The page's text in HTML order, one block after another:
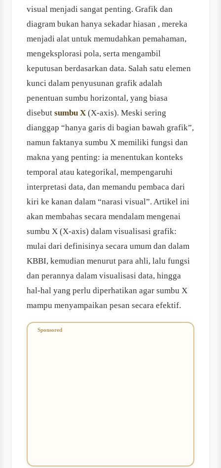
visual menjadi sangat penting. Grafik dan
diagram bukan hanya sekadar hiasan , mereka
menjadi alat untuk memudahkan pemahaman,
mengeksplorasi pola, serta mengambil
keputusan berdasarkan data. Salah satu elemen
kunci dalam penyusunan grafik adalah
penentuan sumbu horizontal, yang biasa
disebut sumbu X (X-axis). Meski sering
dianggap “hanya garis di bagian bawah grafik”,
namun faktanya sumbu X memiliki fungsi dan
makna yang penting: ia menentukan konteks
temporal atau kategorikal, mempengaruhi
interpretasi data, dan memandu pembaca dari
kiri ke kanan dalam “narasi visual”. Artikel ini
akan membahas secara mendalam mengenai
sumbu X (X-axis) dalam visualisasi grafik:
mulai dari definisinya secara umum dan dalam
KBBI, kemudian menurut para ahli, lalu fungsi
dan perannya dalam visualisasi data, hingga
hal-hal yang perlu diperhatikan agar sumbu X
mampu menyampaikan pesan secara efektif.